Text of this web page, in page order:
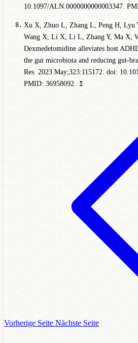
10.1097/ALN.0000000000003347.
Xu X, Zhuo L, Zhang L, Peng H, Lyu
Wang X, Li X, Li L, Zhang Y, Ma X,
Dexmedetomidine alleviates host
the gut microbiota and reducing gut-
Res. 2023 May;323:115172. doi:
PMID: 36958092.
↥
Vorherige Seite Nächste Seite